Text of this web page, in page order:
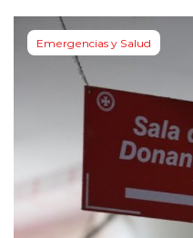
Emergencias y Salud